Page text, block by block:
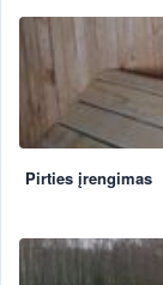
Pirties įrengimas